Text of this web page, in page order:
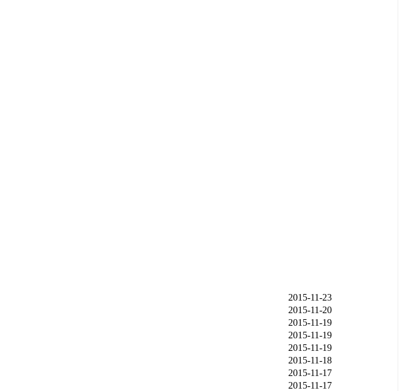
2015-11-23
2015-11-20
2015-11-19
2015-11-19
2015-11-19
2015-11-18
2015-11-17
2015-11-17